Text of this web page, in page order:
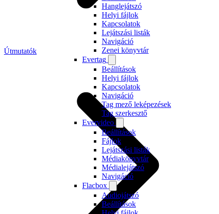
Hanglejátszó
Helyi fájlok
Kapcsolatok
Lejátszási listák
Navigáció
Zenei könyvtár
Evertag
Beállítások
Helyi fájlok
Kapcsolatok
Navigáció
Tag mező leképezések
Tag szerkesztő
Evervideo
Beállítások
Fájlok
Lejátszási listák
Médiakönyvtár
Médialejátszó
Navigáció
Flacbox
Audiojátszó
Beállítások
Útmutatók